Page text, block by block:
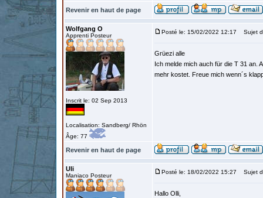
Revenir en haut de page
Wolfgang O
Apprenti Posteur
Inscrit le: 02 Sep 2013
Localisation: Sandberg/ Rhön
Âge: 77
Posté le: 15/02/2022 12:17 Sujet
Grüezi alle
Ich melde mich auch für die T 31 an.
mehr kostet. Freue mich wenn´s
Revenir en haut de page
Uli
Maniaco Posteur
Posté le: 18/02/2022 15:27 Sujet
Hallo Olli,